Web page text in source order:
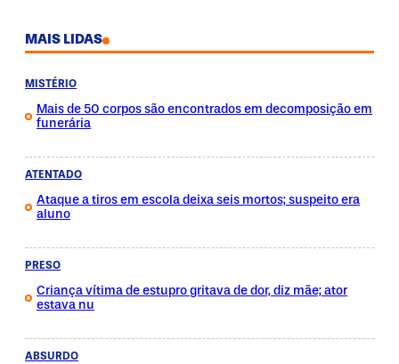
MAIS LIDAS
MISTÉRIO
Mais de 50 corpos são encontrados em decomposição em
funerária
ATENTADO
Ataque a tiros em escola deixa seis mortos; suspeito era
aluno
PRESO
Criança vítima de estupro gritava de dor, diz mãe; ator
estava nu
ABSURDO